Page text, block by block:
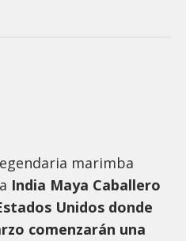
marimba
India Maya Caballero
Unidos donde
comenzarán una